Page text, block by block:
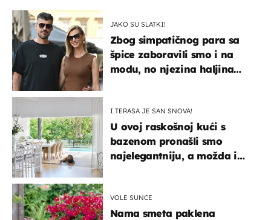
JAKO SU SLATKI!
Zbog simpatičnog para sa
špice zaboravili smo i na
modu, no njezina haljina
I TERASA JE SAN SNOVA!
U ovoj raskošnoj kući s
bazenom pronašli smo
najelegantniju, a možda i
VOLE SUNCE
Nama smeta paklena